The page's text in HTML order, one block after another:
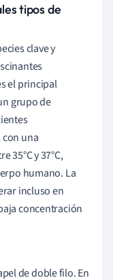
tipos de
clave y
el principal
grupo de
una
35°C y 37°C,
humano. La
incluso en
concentración
de doble filo. En